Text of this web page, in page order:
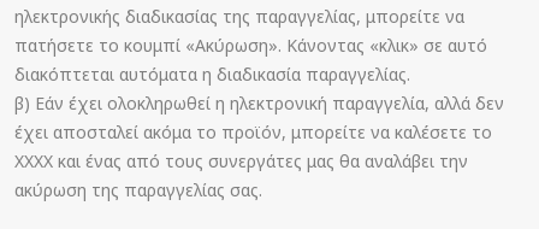
ηλεκτρονικής διαδικασίας της παραγγελίας, μπορείτε να
πατήσετε το κουμπί «Ακύρωση». Κάνοντας «κλικ» σε αυτό
διακόπτεται αυτόματα η διαδικασία παραγγελίας.
β) Εάν έχει ολοκληρωθεί η ηλεκτρονική παραγγελία, αλλά δεν
έχει αποσταλεί ακόμα το προϊόν, μπορείτε να καλέσετε το
XXXX και ένας από τους συνεργάτες μας θα αναλάβει την
ακύρωση της παραγγελίας σας.